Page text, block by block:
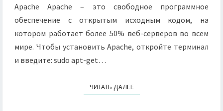
Apache Apache – это свободное программное
обеспечение с открытым исходным кодом, на
котором работает более 50% веб-серверов во всем
мире. Чтобы установить Apache, откройте терминал
и введите: sudo apt-get…
ЧИТАТЬ ДАЛЕЕЧИТАТЬ ДАЛЕЕ